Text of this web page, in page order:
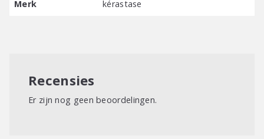
Merk kérastase
Recensies
Er zijn nog geen beoordelingen.